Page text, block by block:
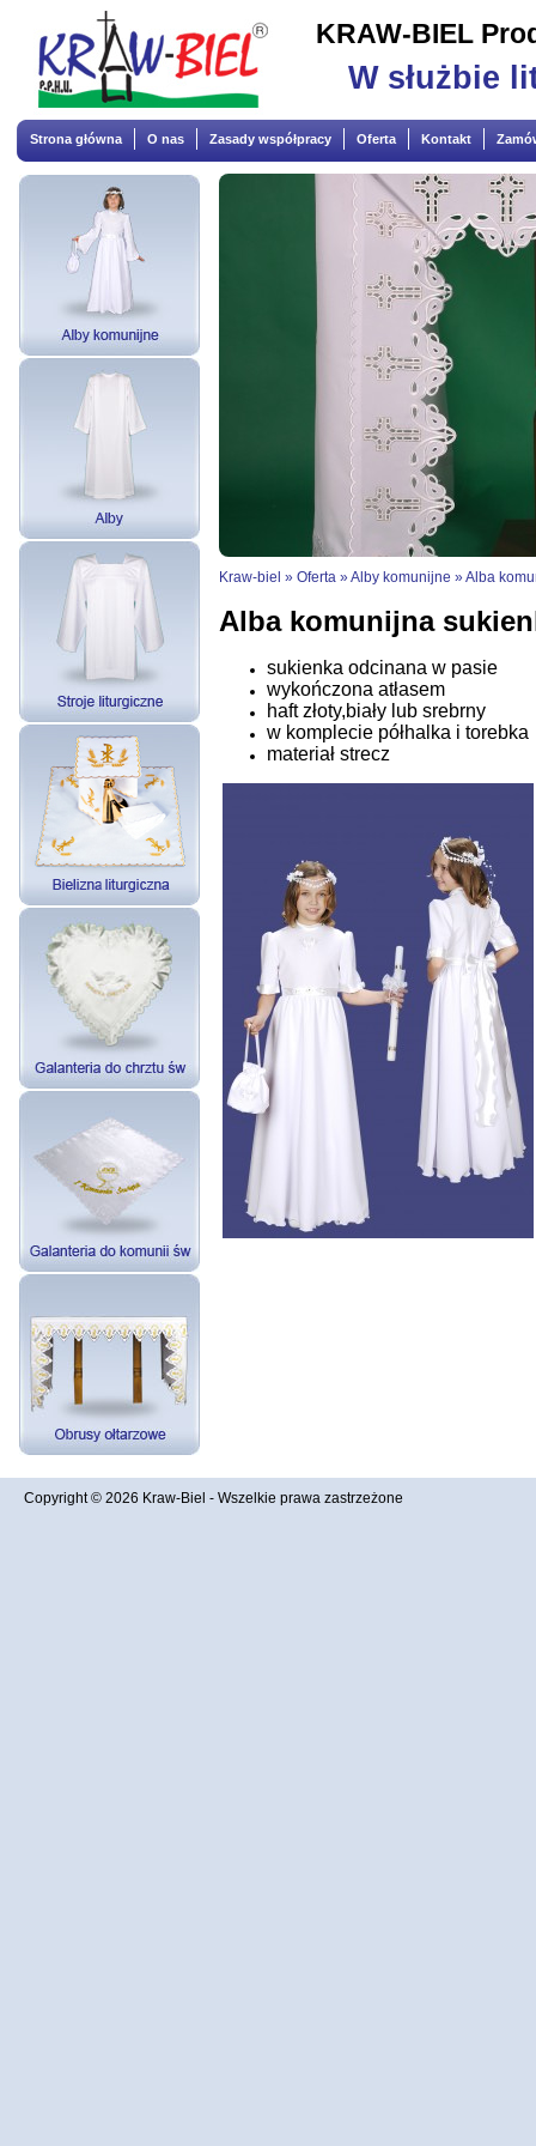
KRAW-BIEL
W służbie
Strona główna O nas Zasady współpracy Oferta Kontakt
Kraw-biel » Oferta »Alby komunijne »Alba
Alba komunijna
sukienka odcinana w pasie
wykończona atłasem
haft złoty,biały lub srebrny
w komplecie półhalka i torebka
materiał strecz
Copyright © 2026 Kraw-Biel - Wszelkie prawa zastrzeżone